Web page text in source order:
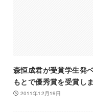
森恒成君が受賞学生発
もとで優秀賞を受賞し
2011年12月19日